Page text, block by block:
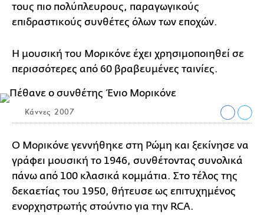
τους πιο πολύπλευρους, παραγωγικούς
επιδραστικούς συνθέτες όλων των εποχών.
Η μουσική του Μορικόνε έχει χρησιμοποιηθεί σε
περισσότερες από 60 βραβευμένες ταινίες.
Κάννες 2007
Ο Μορικόνε γεννήθηκε στη Ρώμη και ξεκίνησε να
γράφει μουσική το 1946, συνθέτοντας συνολικά
πάνω από 100 κλασικά κομμάτια. Στο τέλος της
δεκαετίας του 1950, θήτευσε ως επιτυχημένος
ενορχηστρωτής στούντιο για την RCA.